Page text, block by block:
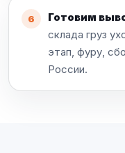
Готовим
склада груз
этап, фуру,
России.